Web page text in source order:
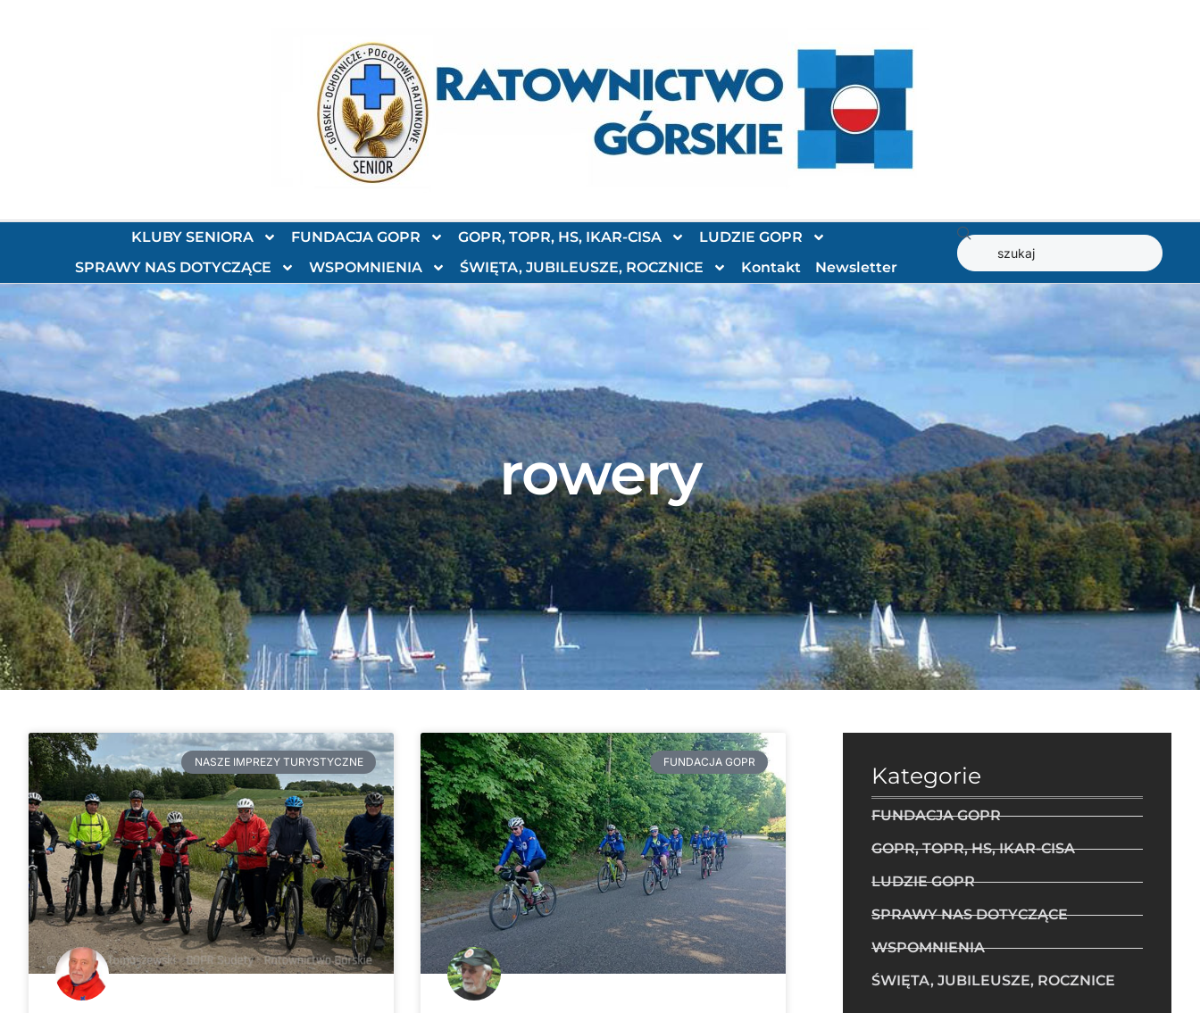
KLUBY SENIORA FUNDACJA GOPR GOPR, TOPR, HS, IKAR-CISA
LUDZIE GOPR
SPRAWY NAS DOTYCZĄCE
WSPOMNIENIA ŚWIĘTA, JUBILEUSZE, ROCZNICE Kontakt Newsletter
rowery
NASZE IMPREZY TURYSTYCZNE FUNDACJA GOPR
Kategorie
FUNDACJA GOPR
GOPR, TOPR, HS, IKAR-CISA
LUDZIE GOPR
SPRAWY NAS DOTYCZĄCE
WSPOMNIENIA
ŚWIĘTA, JUBILEUSZE, ROCZNICE